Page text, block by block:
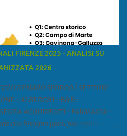
del Serchio Ÿ la Garfagnana
e criminali (principali) Le
sono assai rilevanti. Si segnala che
Commissione parlamentare
dei Fedele...” Dalla ricerc...
FIRENZE 2025 - ANALISI SU
2026
DENARO SPORCO I SETTORI
• ALBERGHI • B&B •
ACQUIRENTI • FARMACIA •
che bisogna porsi per capire e